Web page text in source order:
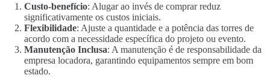
Custo-benefício: Alugar ao invés de comprar reduz
significativamente os custos iniciais.
Flexibilidade: Ajuste a quantidade e a potência das torres de
acordo com a necessidade específica do projeto ou evento.
Manutenção Inclusa: A manutenção é de responsabilidade da
empresa locadora, garantindo equipamentos sempre em bom
estado.